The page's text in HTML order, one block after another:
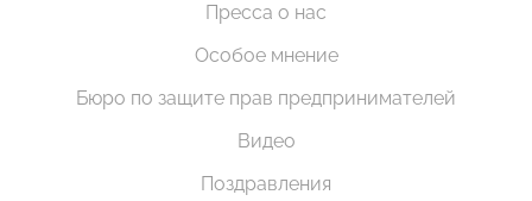
Пресса о нас
Особое мнение
Бюро по защите прав предпринимателей
Видео
Поздравления